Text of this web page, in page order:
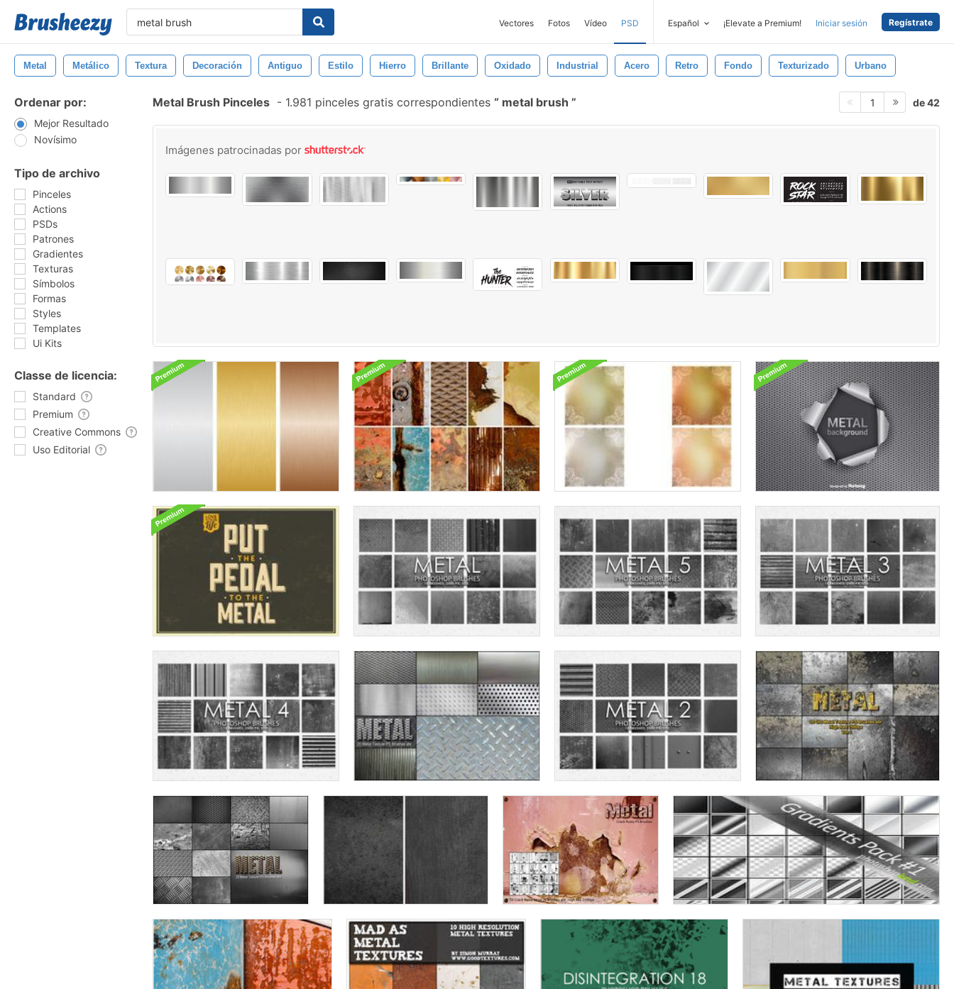
Vectores Fotos Vídeo PSD Español ¡Elevate a Premium! Iniciar sesión Regístrate
Metal Metálico Textura Decoración Antiguo Estilo Hierro Brillante Oxidado Industrial Acero Retro Fondo Texturizado Urbano
Ordenar por:
Mejor Resultado
Novísimo
Tipo de archivo
Pinceles
Actions
PSDs
Patrones
Gradientes
Texturas
Símbolos
Formas
Styles
Templates
Ui Kits
Classe de licencia:
Standard
Premium
Creative Commons
Uso Editorial
Metal Brush Pinceles - 1.981 pinceles gratis correspondientes metal brush 1 de 42
Imágenes patrocinadas por